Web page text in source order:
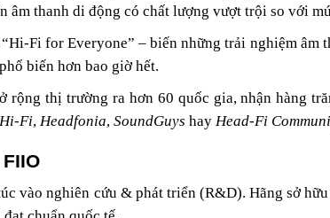
âm thanh di động có chất lượng vượt trội so với
Fi for Everyone” – biến những trải nghiệm âm
biến hơn bao giờ hết.
rộng thị trường ra hơn 60 quốc gia, nhận hàng
Fi, Headfonia, SoundGuys hay Head-Fi
vào nghiên cứu & phát triển (R&D). Hãng sở